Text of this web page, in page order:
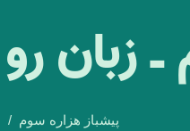
پیشباز هزاره سوم